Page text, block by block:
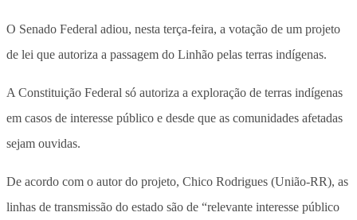
O Senado Federal adiou, nesta terça-feira, a votação de um projeto
de lei que autoriza a passagem do Linhão pelas terras indígenas.
A Constituição Federal só autoriza a exploração de terras indígenas
em casos de interesse público e desde que as comunidades afetadas
sejam ouvidas.
De acordo com o autor do projeto, Chico Rodrigues (União-RR), as
linhas de transmissão do estado são de “relevante interesse público